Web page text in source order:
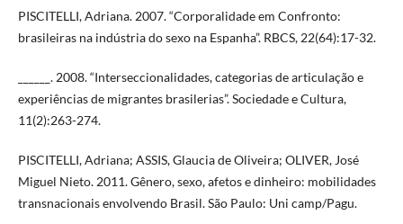
PISCITELLI, Adriana. 2007. “Corporalidade em Confronto:
brasileiras na indústria do sexo na Espanha”. RBCS, 22(64):17-32.
______. 2008. “Interseccionalidades, categorias de articulação e
experiências de migrantes brasilerias”. Sociedade e Cultura,
11(2):263-274.
PISCITELLI, Adriana; ASSIS, Glaucia de Oliveira; OLIVER, José
Miguel Nieto. 2011. Gênero, sexo, afetos e dinheiro: mobilidades
transnacionais envolvendo Brasil. São Paulo: Uni camp/Pagu.